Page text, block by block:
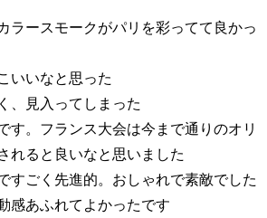
ラースモークがパリを彩ってて良かっ
いいなと思った
、見入ってしまった
す。フランス大会は今まで通りのオリ
れると良いなと思いました
すごく先進的。おしゃれで素敵でした
感あふれてよかったです